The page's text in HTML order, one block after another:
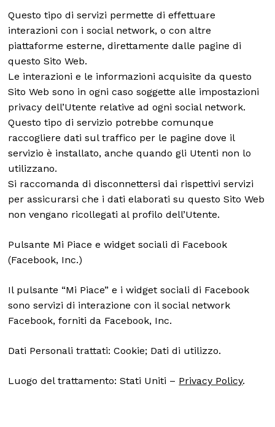
Questo tipo di servizi permette di effettuare
interazioni con i social network, o con altre
piattaforme esterne, direttamente dalle pagine di
questo Sito Web.
Le interazioni e le informazioni acquisite da questo
Sito Web sono in ogni caso soggette alle impostazioni
privacy dell’Utente relative ad ogni social network.
Questo tipo di servizio potrebbe comunque
raccogliere dati sul traffico per le pagine dove il
servizio è installato, anche quando gli Utenti non lo
utilizzano.
Si raccomanda di disconnettersi dai rispettivi servizi
per assicurarsi che i dati elaborati su questo Sito Web
non vengano ricollegati al profilo dell’Utente.
Pulsante Mi Piace e widget sociali di Facebook
(Facebook, Inc.)
Il pulsante “Mi Piace” e i widget sociali di Facebook
sono servizi di interazione con il social network
Facebook, forniti da Facebook, Inc.
Dati Personali trattati: Cookie; Dati di utilizzo.
Luogo del trattamento: Stati Uniti – Privacy Policy.